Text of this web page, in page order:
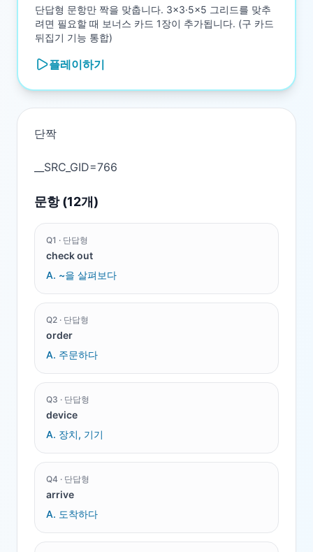
단답형 문항만 짝을 맞춥니다. 3×3·5×5 그리드를 맞추
려면 필요할 때 보너스 카드 1장이 추가됩니다. (구 카드
뒤집기 기능 통합)
플레이하기
단짝
문항 (12개)
Q1 · 단답형
check out
A. ~을 살펴보다
Q2 · 단답형
order
A. 주문하다
Q3 · 단답형
device
A. 장치, 기기
Q4 · 단답형
arrive
A. 도착하다